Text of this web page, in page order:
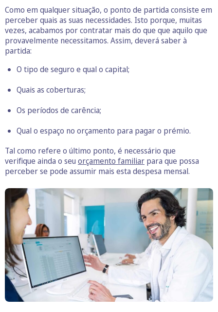
Como em qualquer situação, o ponto de partida consiste em
perceber quais as suas necessidades. Isto porque, muitas
vezes, acabamos por contratar mais do que que aquilo que
provavelmente necessitamos. Assim, deverá saber à
partida:
O tipo de seguro e qual o capital;
Quais as coberturas;
Os períodos de carência;
Qual o espaço no orçamento para pagar o prémio.
Tal como refere o último ponto, é necessário que
verifique ainda o seu orçamento familiar para que possa
perceber se pode assumir mais esta despesa mensal.